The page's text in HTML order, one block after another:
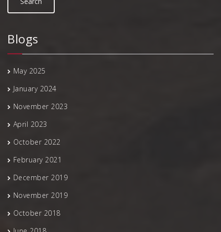
Blogs
May 2025
January 2024
November 2023
April 2023
October 2022
February 2021
December 2019
November 2019
October 2018